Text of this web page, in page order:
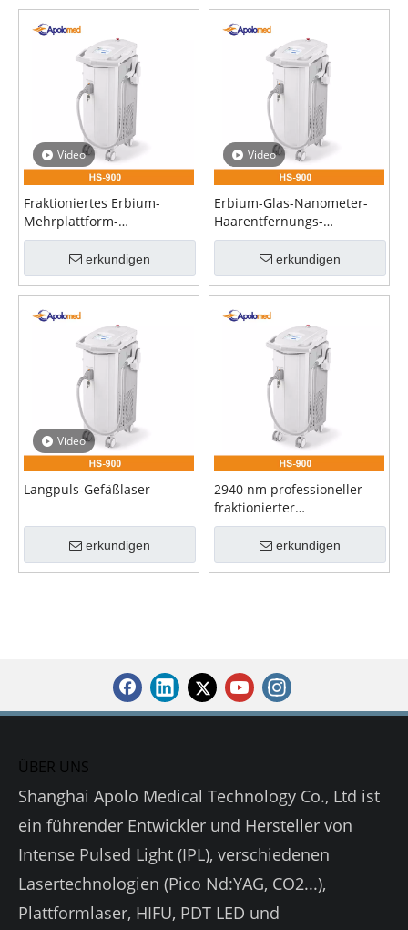
Video
Fraktioniertes Erbium-
Mehrplattform-
Hautlasersystem zur
Tattooentfernung
erkundigen
Video
Erbium-Glas-Nanometer-
Haarentfernungs-
Fraktionallaser
erkundigen
Video
Langpuls-Gefäßlaser
erkundigen
2940 nm professioneller
fraktionierter
Haarentfernungslaser
erkundigen
ÜBER UNS
Shanghai Apolo Medical Technology Co., Ltd ist
ein führender Entwickler und Hersteller von
Intense Pulsed Light (IPL), verschiedenen
Lasertechnologien (Pico Nd:YAG, CO2...),
Plattformlaser, HIFU, PDT LED und